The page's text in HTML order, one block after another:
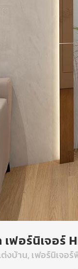
ฟอร์นิเจอร์
งบ้าน, เฟอร์นิเจอ